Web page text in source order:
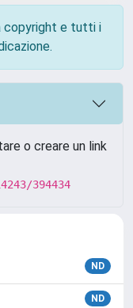
copyright e tutti i
o creare un link
394434
ND
ND